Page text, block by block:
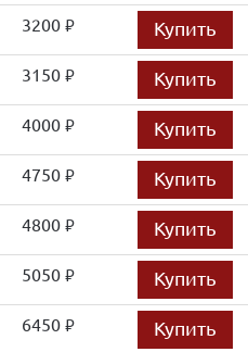
3200 руб. Купить
3150 руб. Купить
4000 руб. Купить
4750 руб. Купить
4800 руб. Купить
5050 руб. Купить
6450 руб. Купить